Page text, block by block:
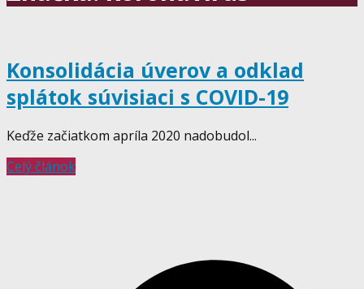
Konsolidácia úverov a odklad
splátok súvisiaci s COVID-19
Keďže začiatkom apríla 2020 nadobudol...
Celý článok